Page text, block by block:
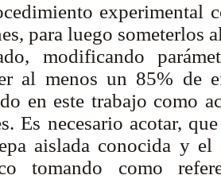
experimental
para luego someterlos
modificando
al menos un 85% de
en este trabajo como
Es necesario acotar,
aislada conocida y
tomando como